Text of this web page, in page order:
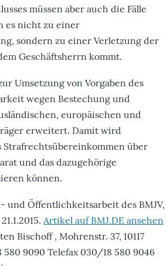
müssen aber auch die Fälle
es nicht zu einer
sondern zu einer Verletzung der
Geschäftsherrn kommt.
Umsetzung von Vorgaben des
wegen Bestechung und
europäischen und
erweitert. Damit wird
Strafrechtsübereinkommen über
und das dazugehörige
können.
und Öffentlichkeitsarbeit des BMJV,
Artikel auf BMJ.DE ansehen
Bischoff , Mohrenstr. 37, 10117
9090 Telefax 030/18 580 9046